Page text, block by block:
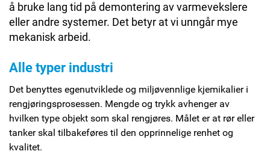
å bruke lang tid på demontering av varmevekslere
eller andre systemer. Det betyr at vi unngår mye
mekanisk arbeid.
Alle typer industri
Det benyttes egenutviklede og miljøvennlige kjemikalier i
rengjøringsprosessen. Mengde og trykk avhenger av
hvilken type objekt som skal rengjøres. Målet er at rør eller
tanker skal tilbakeføres til den opprinnelige renhet og
kvalitet.